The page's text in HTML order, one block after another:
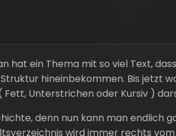
hat ein Thema mit so viel Text,
hineinbekommen. Bis jetzt
Unterstrichen oder Kursiv )
denn nun kann man endlich
wird immer rechts